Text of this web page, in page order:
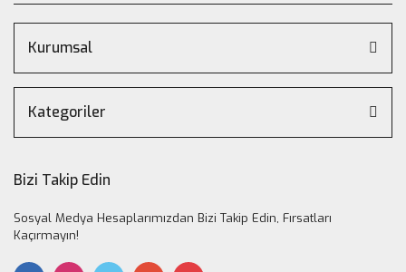
Kurumsal
Kategoriler
Bizi Takip Edin
Sosyal Medya Hesaplarımızdan Bizi Takip Edin, Fırsatları
Kaçırmayın!